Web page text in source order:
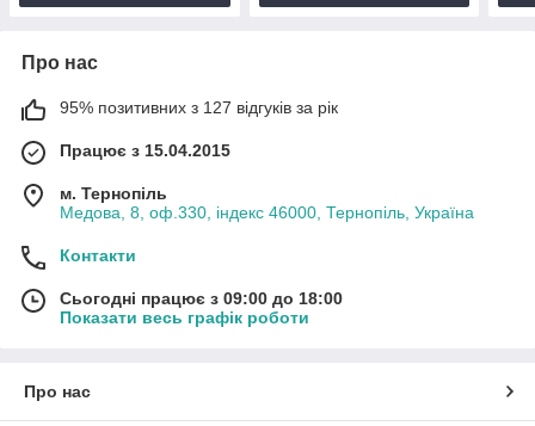
Про нас
95% позитивних з 127 відгуків за рік
Працює з 15.04.2015
м. Тернопіль
Медова, 8, оф.330, індекс 46000, Тернопіль, Україна
Контакти
Сьогодні працює з 09:00 до 18:00
Показати весь графік роботи
Про нас